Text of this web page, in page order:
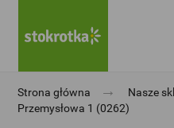
Strona główna → Nasze
Przemysłowa 1 (0262)